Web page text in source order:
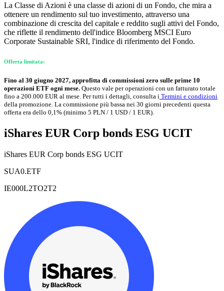
La Classe di Azioni è una classe di azioni di un Fondo, che mira a
ottenere un rendimento sul tuo investimento, attraverso una
combinazione di crescita del capitale e reddito sugli attivi del Fondo,
che riflette il rendimento dell'indice Bloomberg MSCI Euro
Corporate Sustainable SRI, l'indice di riferimento del Fondo.
Offerta limitata:
Fino al 30 giugno 2027, approfitta di commissioni zero sulle prime 10
operazioni ETF ogni mese. Questo vale per operazioni con un fatturato totale
fino a 200.000 EUR al mese. Per tutti i dettagli, consulta i Termini e condizioni
della promozione. La commissione più bassa nei 30 giorni precedenti questa
offerta era dello 0,1% (minimo 5 PLN / 1 USD / 1 EUR).
iShares EUR Corp bonds ESG UCIT
iShares EUR Corp bonds ESG UCIT
SUA0.ETF
IE000L2TO2T2